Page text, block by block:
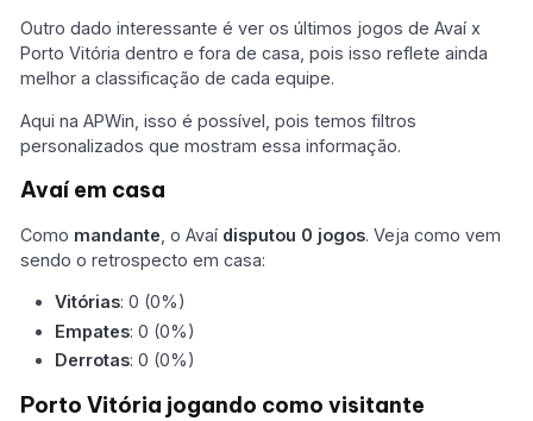
Outro dado interessante é ver os últimos jogos de Avaí x
Porto Vitória dentro e fora de casa, pois isso reflete ainda
melhor a classificação de cada equipe.
Aqui na APWin, isso é possível, pois temos filtros
personalizados que mostram essa informação.
Avaí em casa
Como mandante , o Avaí disputou 0 jogos. Veja como vem
sendo o retrospecto em casa:
Vitórias: 0 (0%)
Empates: 0 (0%)
Derrotas: 0 (0%)
Porto Vitória jogando como visitante